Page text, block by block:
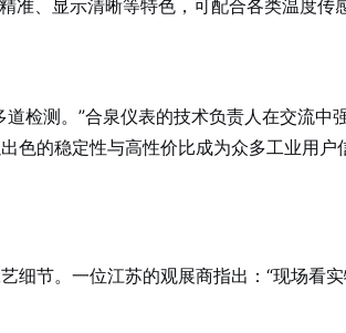
准、显示清晰等特色，可配合各类温度传
检测。”合泉仪表的技术负责人在交流中
的稳定性与高性价比成为众多工业用户
细节。一位江苏的观展商指出：“现场看